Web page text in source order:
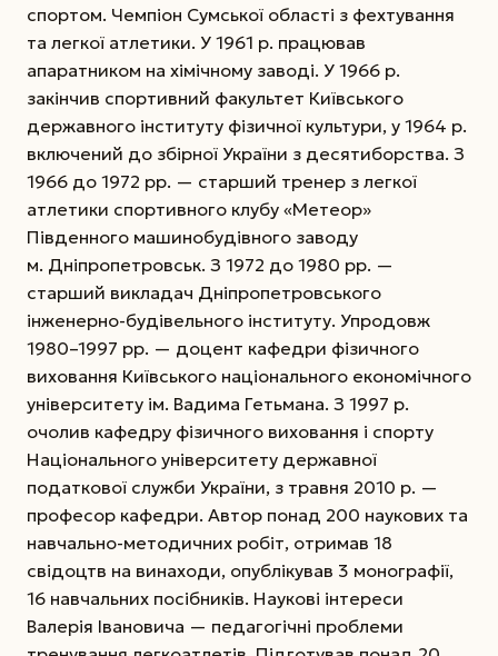
спортом. Чемпіон Сумської області з фехтування
та легкої атлетики. У 1961 р. працював
апаратником на хімічному заводі. У 1966 р.
закінчив спортивний факультет Київського
державного інституту фізичної культури, у 1964 р.
включений до збірної України з десятиборства. З
1966 до 1972 рр. — старший тренер з легкої
атлетики спортивного клубу «Метеор»
Південного машинобудівного заводу
м. Дніпропетровськ. З 1972 до 1980 рр. —
старший викладач Дніпропетровського
інженерно-будівельного інституту. Упродовж
1980–1997 рр. — доцент кафедри фізичного
виховання Київського національного економічного
університету ім. Вадима Гетьмана. З 1997 р.
очолив кафедру фізичного виховання і спорту
Національного університету державної
податкової служби України, з травня 2010 р. —
професор кафедри. Автор понад 200 наукових та
навчально-методичних робіт, отримав 18
свідоцтв на винаходи, опублікував 3 монографії,
16 навчальних посібників. Наукові інтереси
Валерія Івановича — педагогічні проблеми